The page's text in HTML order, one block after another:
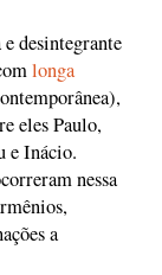
desintegrante
longa
eles Paulo,
e Inácio.
nessa
a